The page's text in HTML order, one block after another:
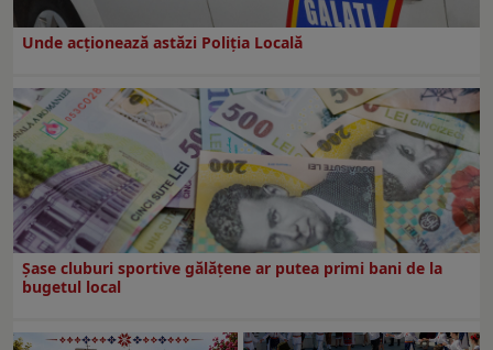
Unde acționează astăzi Poliția Locală
Şase cluburi sportive gălăţene ar putea primi bani de la
bugetul local